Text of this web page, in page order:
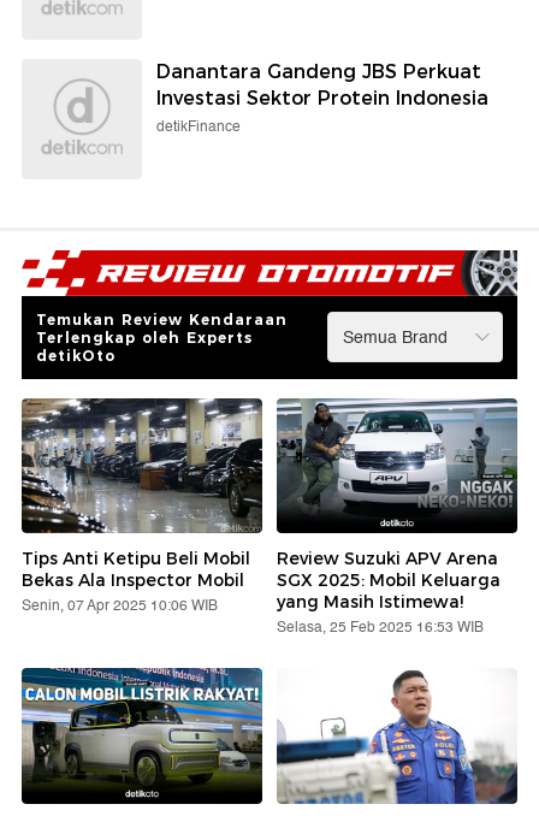
Danantara Gandeng JBS Perkuat
Investasi Sektor Protein Indonesia
detikFinance
Temukan Review Kendaraan
Terlengkap oleh Experts
detikOto
Tips Anti Ketipu Beli Mobil
Bekas Ala Inspector Mobil
Senin, 07 Apr 2025 10:06 WIB
Review Suzuki APV Arena
SGX 2025: Mobil Keluarga
yang Masih Istimewa!
Selasa, 25 Feb 2025 16:53 WIB